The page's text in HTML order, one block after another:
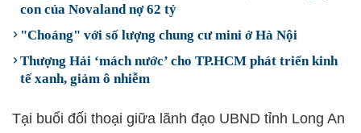
con của Novaland nợ 62 tỷ
"Choáng" với số lượng chung cư mini ở Hà Nội
Thượng Hải ‘mách nước’ cho TP.HCM phát triển kinh
tế xanh, giảm ô nhiễm
Tại buổi đối thoại giữa lãnh đạo UBND tỉnh Long An